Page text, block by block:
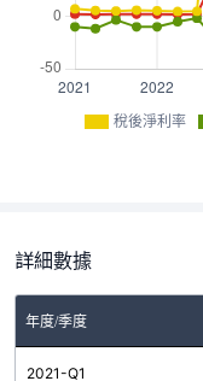
稅後淨利率
詳細數據
年度/季度
2021-Q1